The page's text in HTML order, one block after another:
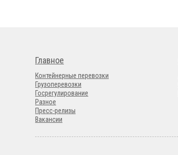
Главное
Контейнерные перевозки
Грузоперевозки
Госрегулирование
Разное
Пресс-релизы
Вакансии